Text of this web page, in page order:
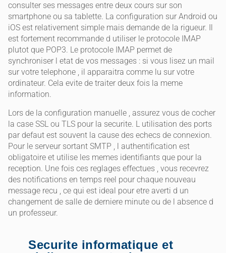
consulter ses messages entre deux cours sur son
smartphone ou sa tablette. La configuration sur Android ou
iOS est relativement simple mais demande de la rigueur. Il
est fortement recommande d utiliser le protocole IMAP
plutot que POP3. Le protocole IMAP permet de
synchroniser l etat de vos messages : si vous lisez un mail
sur votre telephone , il apparaitra comme lu sur votre
ordinateur. Cela evite de traiter deux fois la meme
information.
Lors de la configuration manuelle , assurez vous de cocher
la case SSL ou TLS pour la securite. L utilisation des ports
par defaut est souvent la cause des echecs de connexion.
Pour le serveur sortant SMTP , l authentification est
obligatoire et utilise les memes identifiants que pour la
reception. Une fois ces reglages effectues , vous recevrez
des notifications en temps reel pour chaque nouveau
message recu , ce qui est ideal pour etre averti d un
changement de salle de derniere minute ou de l absence d
un professeur.
Securite informatique et